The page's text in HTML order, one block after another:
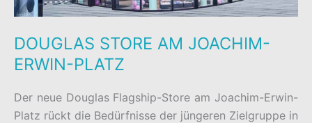
DOUGLAS STORE AM JOACHIM-
ERWIN-PLATZ
Der neue Douglas Flagship-Store am Joachim-Erwin-
Platz rückt die Bedürfnisse der jüngeren Zielgruppe in